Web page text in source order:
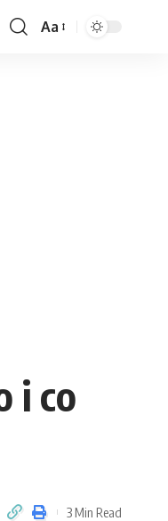
Font
Aa
i co
3 Min Read